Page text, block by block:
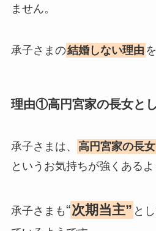
ません。
承子さまの結婚しない理由
理由①高円宮家の長女と
承子さまは、
高円宮家の長
というお気持ちが強くあるよ
承子さまも“次期当主” と